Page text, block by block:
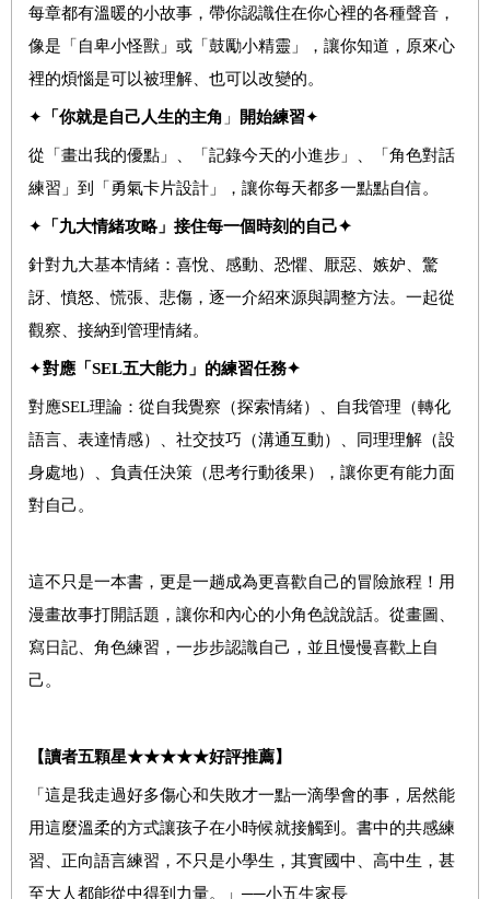
每章都有溫暖的小故事，帶你認識住在你心裡的各種聲音，
像是「自卑小怪獸」或「鼓勵小精靈」，讓你知道，原來心
裡的煩惱是可以被理解、也可以改變的。
✦ 「你就是自己人生的主角 」 開始練習✦
從「畫出我的優點」、「記錄今天的小進步」、「角色對話
練習」到「勇氣卡片設計」，讓你每天都多一點點自信。
✦ 「九大情緒攻略」接住每一個時刻的自己✦
針對九大基本情緒：喜悅、感動、恐懼、厭惡、嫉妒、驚
訝、憤怒、慌張、悲傷，逐一介紹來源與調整方法。一起從
觀察、接納到管理情緒。
✦對應「 SEL五大能力」的練習任務✦
對應SEL理論：從自我覺察（探索情緒）、自我管理（轉化
語言、表達情感）、社交技巧（溝通互動）、同理理解（設
身處地）、負責任決策（思考行動後果），讓你更有能力面
對自己。
這不只是一本書，更是一趟成為更喜歡自己的冒險旅程！用
漫畫故事打開話題，讓你和內心的小角色說說話。從畫圖、
寫日記、角色練習，一步步認識自己，並且慢慢喜歡上自
己。
【讀者五顆星★★★★★好評推薦】
「這是我走過好多傷心和失敗才一點一滴學會的事，居然能
用這麼溫柔的方式讓孩子在小時候就接觸到。書中的共感練
習、正向語言練習，不只是小學生，其實國中、高中生，甚
至大人都能從中得到力量。」──小五生家長